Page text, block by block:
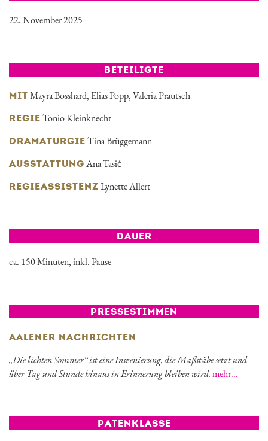
22. November 2025
BETEILIGTE
MIT Mayra Bosshard, Elias Popp,Valeria Prautsch
REGIE Tonio Kleinknecht
DRAMATURGIE Tina Brüggemann
AUSSTATTUNG Ana Tasić
REGIEASSISTENZ Lynette Allert
DAUER
ca. 150 Minuten, inkl. Pause
PRESSESTIMMEN
AALENER NACHRICHTEN
„Die lichten Sommer“ ist eine Inszenierung, die Maßstäbe setzt und
über Tag und Stunde hinaus in Erinnerung bleiben wird.mehr...
PATENKLASSE